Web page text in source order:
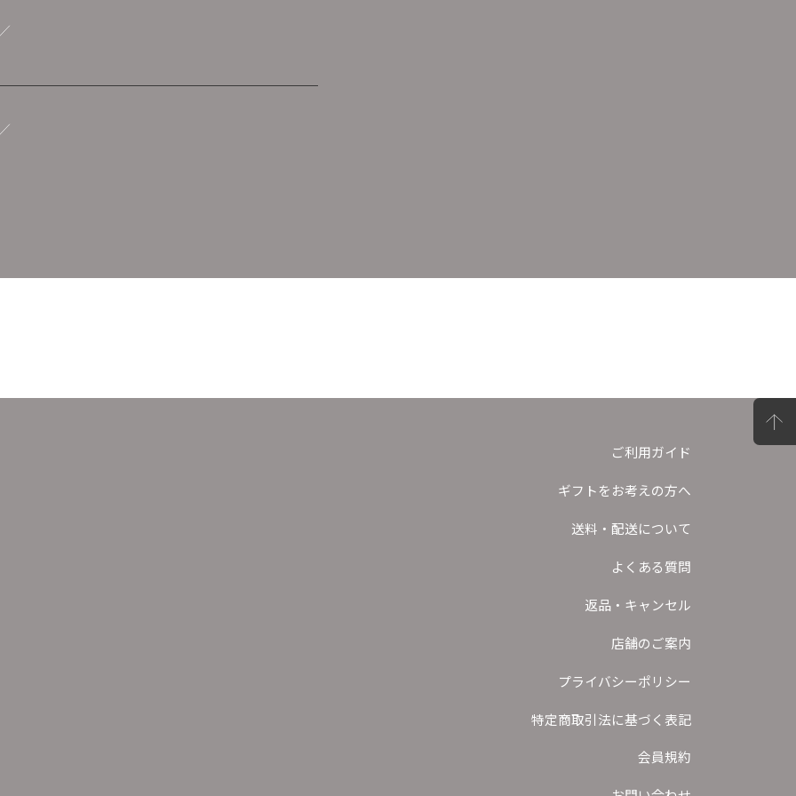
ご利用ガイド
ギフトをお考えの方へ
送料・配送について
よくある質問
返品・キャンセル
店舗のご案内
プライバシーポリシー
特定商取引法に基づく表記
会員規約